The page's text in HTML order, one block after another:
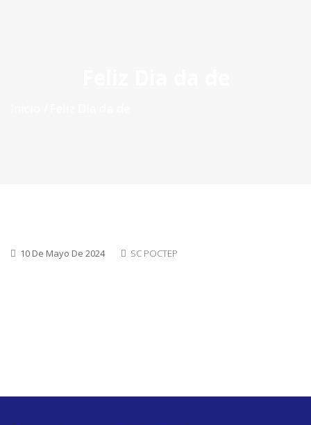
10 De Mayo De 2024 SC POCTEP